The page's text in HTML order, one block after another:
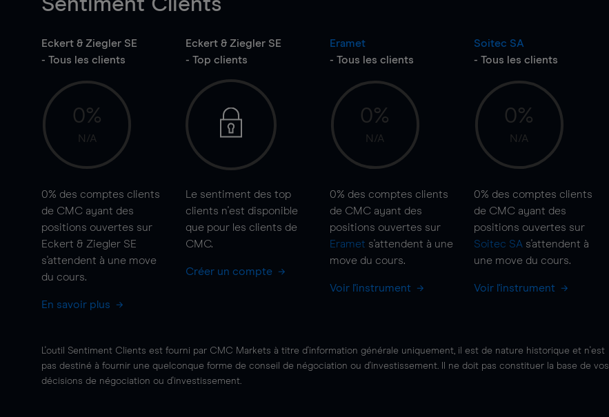
Sentiment Clients
Eckert & Ziegler SE
- Tous les clients
0%
N/A
0% des comptes clients
de CMC ayant des
positions ouvertes sur
Eckert & Ziegler SE
s'attendent à une move
du cours.
En savoir plus
Eckert & Ziegler SE
- Top clients
Le sentiment des top
clients n'est disponible
que pour les clients de
CMC.
Créer un compte
Eramet
- Tous les clients
0%
N/A
0% des comptes clients
de CMC ayant des
positions ouvertes sur
Eramet s'attendent à une
move du cours.
Voir l'instrument
Soitec SA
- Tous les clients
0%
N/A
0% des comptes clients
de CMC ayant des
positions ouvertes sur
Soitec SA s'attendent à
une move du cours.
Voir l'instrument
L'outil Sentiment Clients est fourni par CMC Markets à titre d'information générale uniquement, il est de nature historique et n'est
pas destiné à fournir une quelconque forme de conseil de négociation ou d'investissement. Il ne doit pas constituer la base de vos
décisions de négociation ou d'investissement.